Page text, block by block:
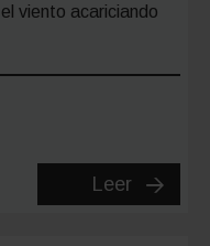
viento acariciando
Leer
Las